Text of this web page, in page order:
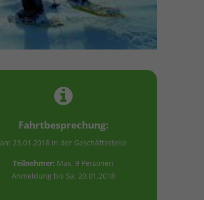
Fahrtbesprechung:
am 23.01.2018 in der Geschäftsstelle
Teilnehmer: Max. 9 Personen
Anmeldung bis Sa. 20.01.2018